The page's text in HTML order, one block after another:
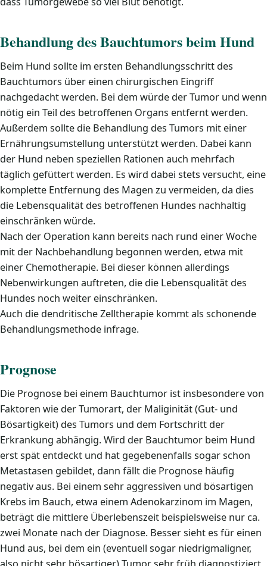
Behandlung des Bauchtumors beim Hund
Beim Hund sollte im ersten Behandlungsschritt des
Bauchtumors über einen chirurgischen Eingriff
nachgedacht werden. Bei dem würde der Tumor und wenn
nötig ein Teil des betroffenen Organs entfernt werden.
Außerdem sollte die Behandlung des Tumors mit einer
Ernährungsumstellung unterstützt werden. Dabei kann
der Hund neben speziellen Rationen auch mehrfach
täglich gefüttert werden. Es wird dabei stets versucht, eine
komplette Entfernung des Magen zu vermeiden, da dies
die Lebensqualität des betroffenen Hundes nachhaltig
einschränken würde.
Nach der Operation kann bereits nach rund einer Woche
mit der Nachbehandlung begonnen werden, etwa mit
einer Chemotherapie. Bei dieser können allerdings
Nebenwirkungen auftreten, die die Lebensqualität des
Hundes noch weiter einschränken.
Auch die dendritische Zelltherapie kommt als schonende
Behandlungsmethode infrage.
Prognose
Die Prognose bei einem Bauchtumor ist insbesondere von
Faktoren wie der Tumorart, der Maliginität (Gut- und
Bösartigkeit) des Tumors und dem Fortschritt der
Erkrankung abhängig. Wird der Bauchtumor beim Hund
erst spät entdeckt und hat gegebenenfalls sogar schon
Metastasen gebildet, dann fällt die Prognose häufig
negativ aus. Bei einem sehr aggressiven und bösartigen
Krebs im Bauch, etwa einem Adenokarzinom im Magen,
beträgt die mittlere Überlebenszeit beispielsweise nur ca.
zwei Monate nach der Diagnose. Besser sieht es für einen
Hund aus, bei dem ein (eventuell sogar niedrigmaligner,